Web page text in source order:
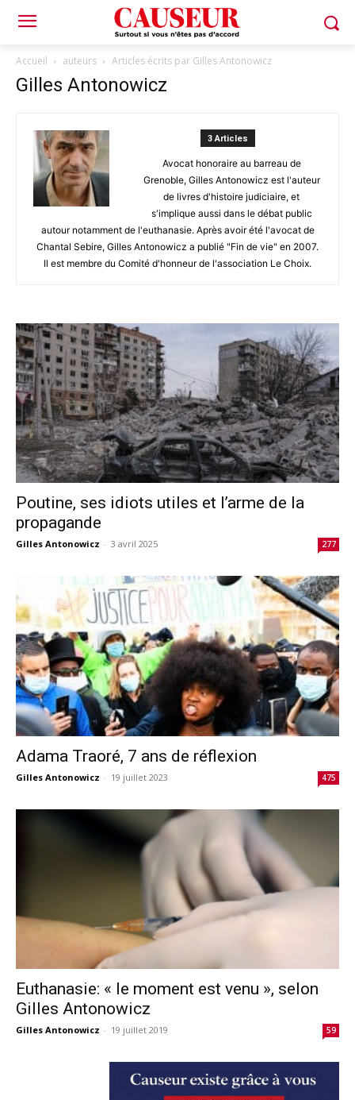
Accueil auteurs Articles écrits par Gilles Antonowicz
Gilles Antonowicz
3 Articles
Avocat honoraire au barreau de
Grenoble, Gilles Antonowicz est l'auteur
de livres d'histoire judiciaire, et
s'implique aussi dans le débat public
autour notamment de l'euthanasie. Après avoir été l'avocat de
Chantal Sebire, Gilles Antonowicz a publié "Fin de vie" en 2007.
Il est membre du Comité d'honneur de l'association Le Choix.
Poutine, ses idiots utiles et l’arme de la
propagande
Gilles Antonowicz - 3 avril 2025 277
Adama Traoré, 7 ans de réflexion
Gilles Antonowicz - 19 juillet 2023 475
Euthanasie: « le moment est venu », selon
Gilles Antonowicz
Gilles Antonowicz - 19 juillet 2019 59